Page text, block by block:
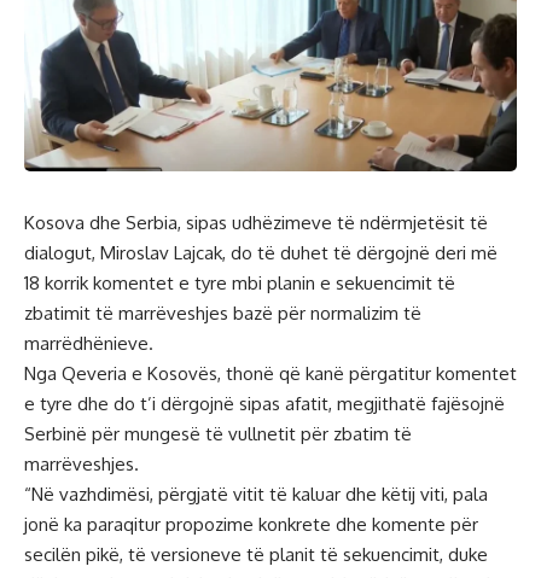
Kosova dhe Serbia, sipas udhëzimeve të ndërmjetësit të
dialogut, Miroslav Lajcak, do të duhet të dërgojnë deri më
18 korrik komentet e tyre mbi planin e sekuencimit të
zbatimit të marrëveshjes bazë për normalizim të
marrëdhënieve.
Nga Qeveria e Kosovës, thonë që kanë përgatitur komentet
e tyre dhe do t’i dërgojnë sipas afatit, megjithatë fajësojnë
Serbinë për mungesë të vullnetit për zbatim të
marrëveshjes.
“Në vazhdimësi, përgjatë vitit të kaluar dhe këtij viti, pala
jonë ka paraqitur propozime konkrete dhe komente për
secilën pikë, të versioneve të planit të sekuencimit, duke